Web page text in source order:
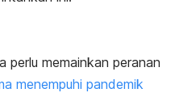
perlu memainkan peranan
menempuhi pandemik